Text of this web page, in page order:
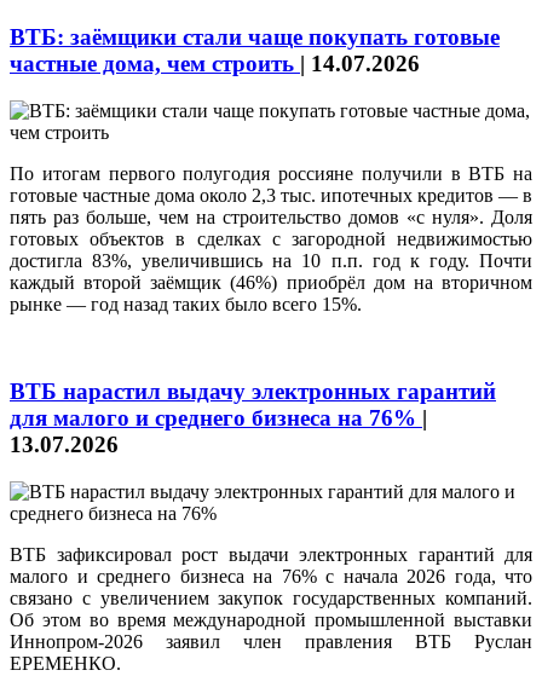
ВТБ: заёмщики стали чаще покупать готовые
частные дома, чем строить | 14.07.2026
По итогам первого полугодия россияне получили в ВТБ на
готовые частные дома около 2,3 тыс. ипотечных кредитов — в
пять раз больше, чем на строительство домов «с нуля». Доля
готовых объектов в сделках с загородной недвижимостью
достигла 83%, увеличившись на 10 п.п. год к году. Почти
каждый второй заёмщик (46%) приобрёл дом на вторичном
рынке — год назад таких было всего 15%.
ВТБ нарастил выдачу электронных гарантий
для малого и среднего бизнеса на 76% |
13.07.2026
ВТБ зафиксировал рост выдачи электронных гарантий для
малого и среднего бизнеса на 76% с начала 2026 года, что
связано с увеличением закупок государственных компаний.
Об этом во время международной промышленной выставки
Иннопром-2026 заявил член правления ВТБ Руслан
ЕРЕМЕНКО.